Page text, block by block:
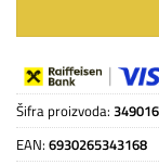
Šifra proizvoda:
EAN: 6930265343168